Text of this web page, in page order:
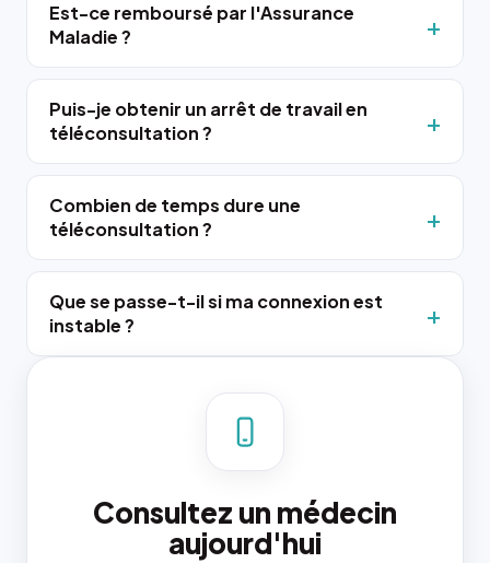
Est-ce remboursé par l'Assurance
Maladie ?
Puis-je obtenir un arrêt de travail en
téléconsultation ?
Combien de temps dure une
téléconsultation ?
Que se passe-t-il si ma connexion est
instable ?
Consultez un médecin
aujourd'hui